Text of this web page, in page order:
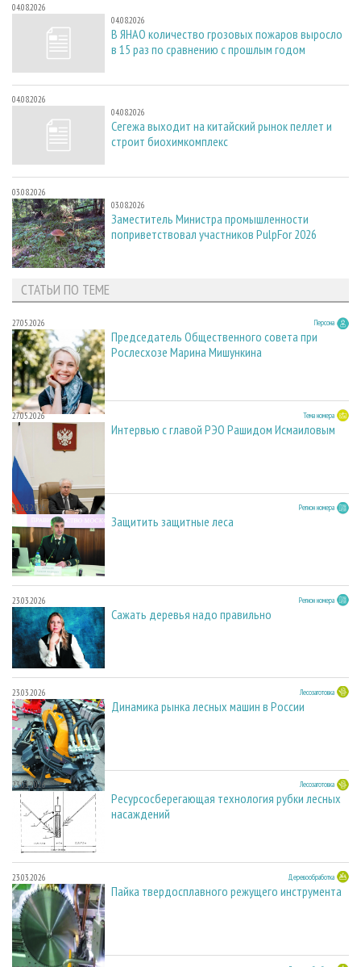
04.08.2026
04.08.2026
В ЯНАО количество грозовых пожаров выросло
в 15 раз по сравнению с прошлым годом
04.08.2026
04.08.2026
Сегежа выходит на китайский рынок пеллет и
строит биохимкомплекс
03.08.2026
03.08.2026
Заместитель Министра промышленности
поприветствовал участников PulpFor 2026
СТАТЬИ ПО ТЕМЕ
27.05.2026 Персона
Председатель Общественного совета при
Рослесхозе Марина Мишункина
27.05.2026 Тема номера
Интервью с главой РЭО Рашидом Исмаиловым
23.03.2026 Регион номера
Защитить защитные леса
23.03.2026 Регион номера
Сажать деревья надо правильно
23.03.2026 Лесозаготовка
Динамика рынка лесных машин в России
23.03.2026 Лесозаготовка
Ресурсосберегающая технология рубки лесных
насаждений
23.03.2026 Деревообработка
Пайка твердосплавного режущего инструмента